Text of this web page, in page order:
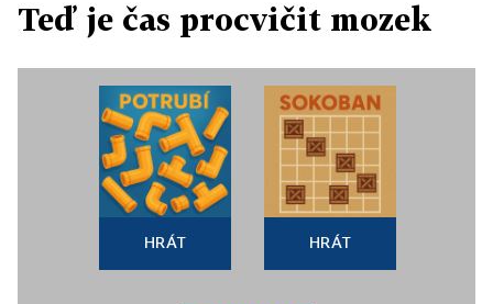
Teď je čas procvičit mozek
HRÁT HRÁT